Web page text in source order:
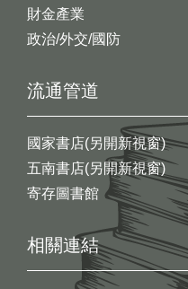
財金產業
政治/外交/國防
流通管道
國家書店(另開新視窗)
五南書店(另開新視窗)
寄存圖書館
相關連結